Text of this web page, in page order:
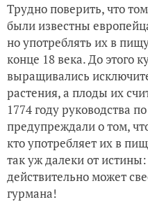
Трудно поверить, что
были известны
но употреблять их в
конце 18 века. До этого
выращивались
растения, а плоды их
1774 году руководства
предупреждали о том,
кто употребляет их в
так уж далеки от
действительно может
гурмана!